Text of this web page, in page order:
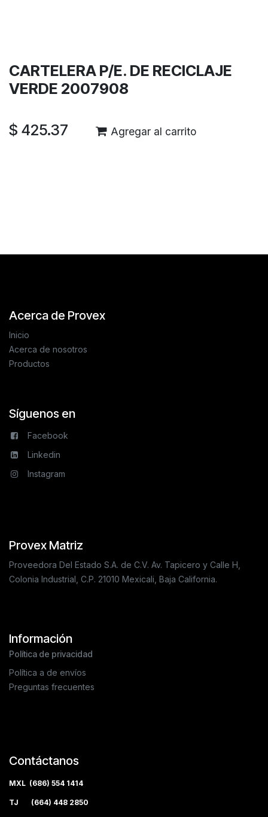
CARTELERA P/E. DE RECICLAJE
VERDE 2007908
$ 425.37 Agregar al carrito
Acerca de Provex
Inicio
Acerca de nosotros
Productos
Síguenos en
Facebook
Linkedin
Instagram
Provex Matriz
Proveedora Del Estado S.A. de C.V. Av. Tapicero y Calle H,
Colonia Industrial, C.P. 21010 Mexicali, Baja California.
Información
Política de privacidad
Política a de envíos
Preguntas frecuentes
Contáctanos
MXL (686) 554 1414
TJ (664) 448 2850